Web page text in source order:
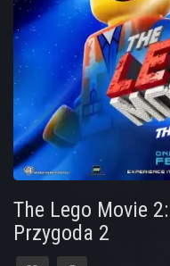
The Lego Movie
Przygoda 2